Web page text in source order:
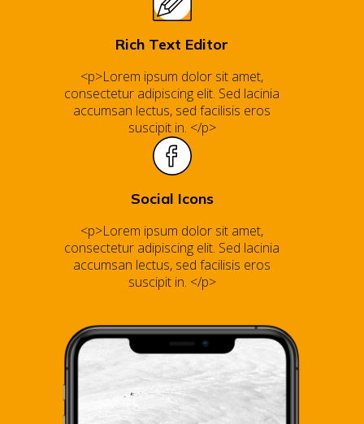
Rich Text Editor
<p>Lorem ipsum dolor sit amet,
consectetur adipiscing elit. Sed lacinia
accumsan lectus, sed facilisis eros
suscipit in. </p>
Social Icons
<p>Lorem ipsum dolor sit amet,
consectetur adipiscing elit. Sed lacinia
accumsan lectus, sed facilisis eros
suscipit in. </p>